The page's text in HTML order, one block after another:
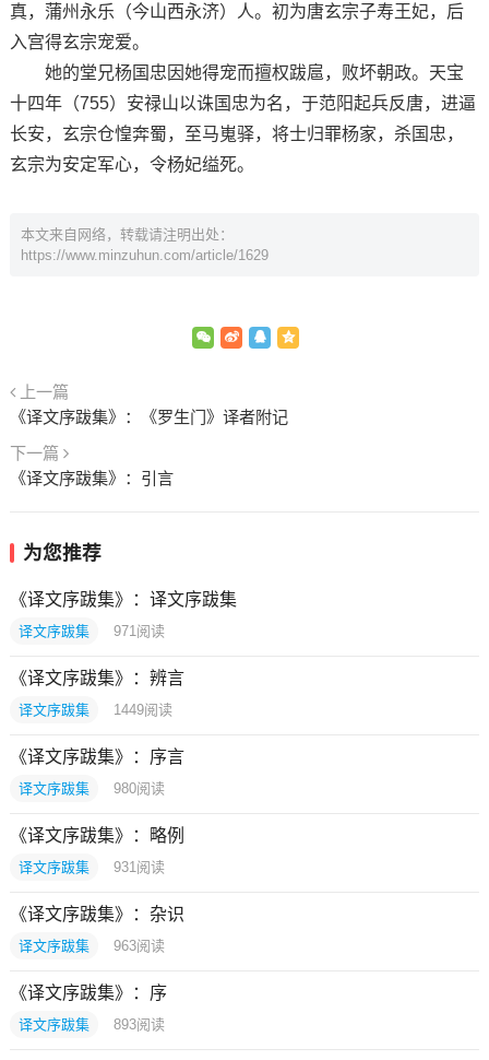
真，蒲州永乐（今山西永济）人。初为唐玄宗子寿王妃，后
入宫得玄宗宠爱。
她的堂兄杨国忠因她得宠而擅权跋扈，败坏朝政。天宝
十四年（755）安禄山以诛国忠为名，于范阳起兵反唐，进逼
长安，玄宗仓惶奔蜀，至马嵬驿，将士归罪杨家，杀国忠，
玄宗为安定军心，令杨妃缢死。
本文来自网络，转载请注明出处：
https://www.minzuhun.com/article/1629
上一篇
《译文序跋集》：《罗生门》译者附记
下一篇
《译文序跋集》：引言
为您推荐
《译文序跋集》：译文序跋集
译文序跋集 971 阅读
《译文序跋集》：辨言
译文序跋集 1449阅读
《译文序跋集》：序言
译文序跋集 980阅读
《译文序跋集》：略例
译文序跋集 931 阅读
《译文序跋集》：杂识
译文序跋集 963阅读
《译文序跋集》：序
译文序跋集 893阅读